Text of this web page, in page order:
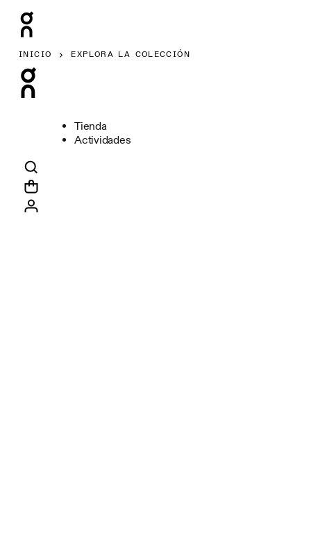
INICIO EXPLORA LA COLECCIÓN
Tienda
Actividades